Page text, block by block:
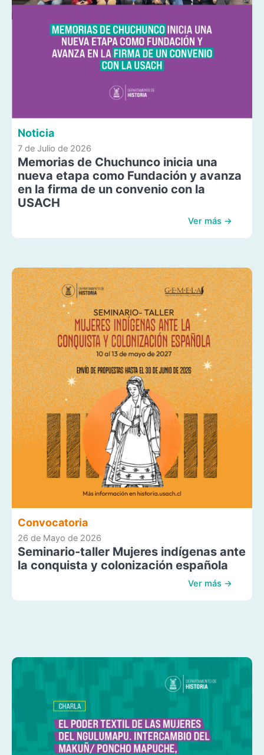
Noticia
7 de Julio de 2026
Memorias de Chuchunco inicia una
nueva etapa como Fundación y avanza
en la firma de un convenio con la
USACH
Ver más →
Convocatoria
26 de Mayo de 2026
Seminario-taller Mujeres indígenas ante
la conquista y colonización española
Ver más →